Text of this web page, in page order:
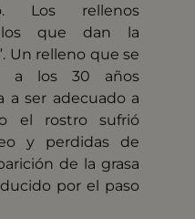
Los rellenos
los que dan la
Un relleno que se
a los 30 años
a ser adecuado a
el rostro sufrió
y perdidas de
de la grasa
por el paso